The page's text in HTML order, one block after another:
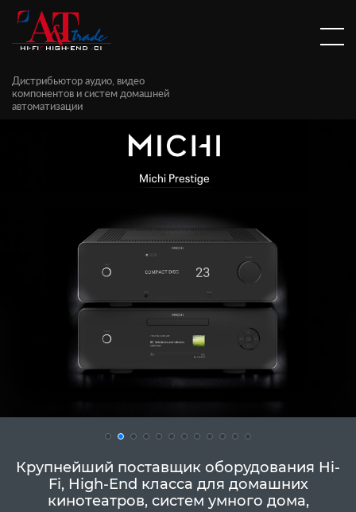
Дистрибьютор аудио, видео
компонентов и систем домашней
автоматизации
Крупнейший поставщик оборудования Hi-
Fi, High-End класса для домашних
кинотеатров, систем умного дома,